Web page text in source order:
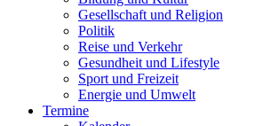
Gesellschaft und Religion
Politik
Reise und Verkehr
Gesundheit und Lifestyle
Sport und Freizeit
Energie und Umwelt
Termine